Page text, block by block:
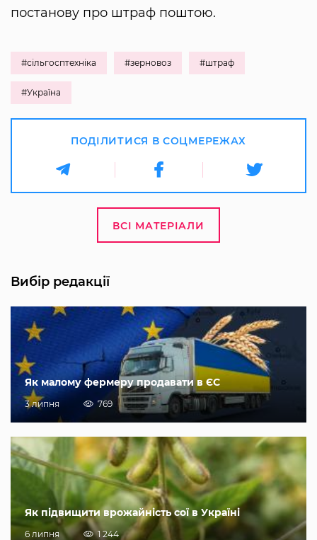
постанову про штраф поштою.
#сільгосптехніка #зерновоз #штраф
#Україна
ПОДІЛИТИСЯ В СОЦМЕРЕЖАХ
ВСІ МАТЕРІАЛИ
Вибір редакції
Як малому фермеру продавати в ЄС
3 липня 769
Як підвищити врожайність сої в Україні
6 липня 1 244